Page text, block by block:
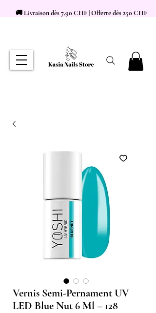
🚚 Livraison dès 7,90 CHF | Offerte dès 250 CHF
Vernis Semi-Pernament UV
LED Blue Nut 6 Ml – 128